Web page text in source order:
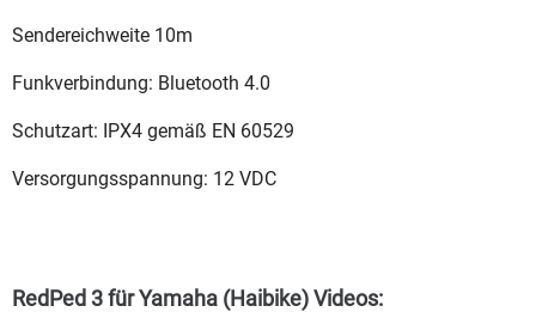
Sendereichweite 10m
Funkverbindung: Bluetooth 4.0
Schutzart: IPX4 gemäß EN 60529
Versorgungsspannung: 12 VDC
RedPed 3 für Yamaha (Haibike) Videos: